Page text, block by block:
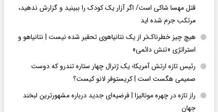
قتل مهسا شاکی است/ اگر آزار یک کودک را ببینید و گزارش ندهید،
مرتکب جرم شده اید
هیچ چیز خطرناک‌تر از یک نتانیاهوی تحقیر شده نیست | نتانیاهو و
استراتژی «تنش دائمی»
رئیس تازه ارتش آمریکا؛ یک ژنرال چهار ستاره تندرو که دوست
صمیمی هگست است | کریستوفر لانو کیست؟
راز تازه در چهره مونالیزا | فرضیه‌ای جدید درباره مشهورترین لبخند
جهان